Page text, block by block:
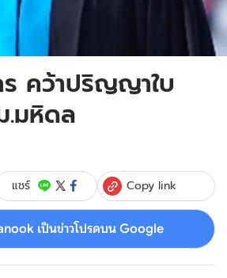
คว้าปริญญาใบ
.มหิดล
แชร์ Copy link
เป็นข่าวโปรดบน Google